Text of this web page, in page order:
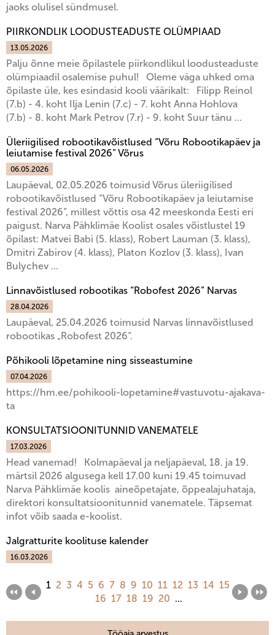
jaoks olulisel sündmusel.
PIIRKONDLIK LOODUSTEADUSTE OLÜMPIAAD
13.05.2026
Palju õnne meie õpilastele piirkondlikul loodusteaduste
olümpiaadil osalemise puhul! Oleme väga uhked oma
õpilaste üle, kes esindasid kooli väärikalt: Filipp Reinol
(7.b) - 4. koht Ilja Lenin (7.c) - 7. koht Anna Hohlova
(7.b) - 8. koht Mark Petrov (7.r) - 9. koht Suur tänu ...
Üleriigilised robootikavõistlused “Võru Robootikapäev ja
leiutamise festival 2026” Võrus
06.05.2026
Laupäeval, 02.05.2026 toimusid Võrus üleriigilised
robootikavõistlused “Võru Robootikapäev ja leiutamise
festival 2026”, millest võttis osa 42 meeskonda Eesti eri
paigust. Narva Pähklimäe Koolist osales võistlustel 19
õpilast: Matvei Babi (5. klass), Robert Lauman (3. klass),
Dmitri Zabirov (4. klass), Platon Kozlov (3. klass), Ivan
Bulychev ...
Linnavõistlused robootikas “Robofest 2026” Narvas
28.04.2026
Laupäeval, 25.04.2026 toimusid Narvas linnavõistlused
robootikas „Robofest 2026“.
Põhikooli lõpetamine ning sisseastumine
07.04.2026
https://hm.ee/pohikooli-lopetamine#vastuvotu-ajakava-
ta
KONSULTATSIOONITUNNID VANEMATELE
17.03.2026
Head vanemad! Kolmapäeval ja neljapäeval, 18. ja 19.
märtsil 2026 algusega kell 17.00 kuni 19.45 toimuvad
Narva Pähklimäe koolis aineõpetajate, õppealajuhataja,
direktori konsultatsioonitunnid vanematele. Täpsemat
infot võib saada e-koolist.
Jalgratturite koolituse kalender
16.03.2026
1 2 3 4 5 6 7 8 9 10 11 12 13 14 15
16 17 18 19 20 ...